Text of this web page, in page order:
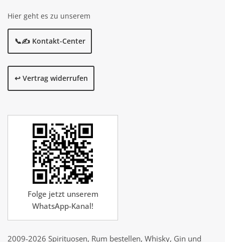
Hier geht es zu unserem
📞✍️ Kontakt-Center
↩️ Vertrag widerrufen
Folge jetzt unserem
WhatsApp-Kanal!
2009-2026 Spirituosen, Rum bestellen, Whisky, Gin und